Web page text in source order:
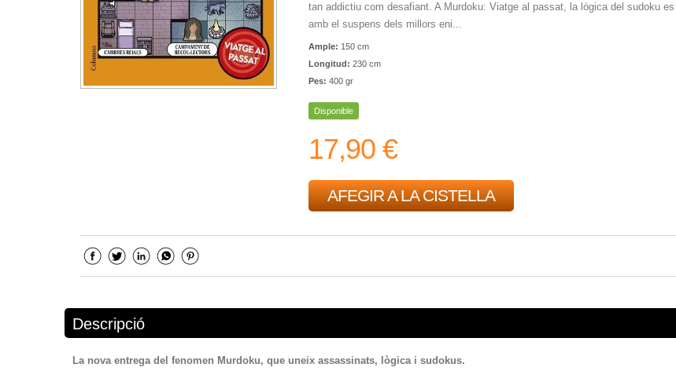
tan addictiu com desafiant. A Murdoku: Viatge al passat, la lògica del sudoku es
amb el suspens dels millors eni...
Ample: 150 cm
Longitud: 230 cm
Pes: 400 gr
Disponible
17,90 €
AFEGIR A LA CISTELLA
Descripció
La nova entrega del fenomen Murdoku, que uneix assassinats, lògica i sudokus.